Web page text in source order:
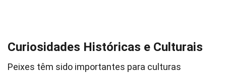
Curiosidades Históricas e Culturais
Peixes têm sido importantes para culturas